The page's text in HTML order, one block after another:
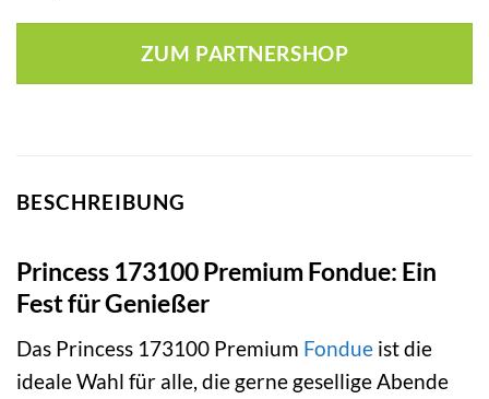
ZUM PARTNERSHOP
BESCHREIBUNG
Princess 173100 Premium Fondue: Ein
Fest für Genießer
Das Princess 173100 Premium Fondue ist die
ideale Wahl für alle, die gerne gesellige Abende